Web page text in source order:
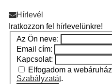
Hírlevél
Iratkozzon fel hírlevelünkre!
Az Ön neve:
Email cím:
Kapcsolat:
Elfogadom a webáruház
Szabályzatát.